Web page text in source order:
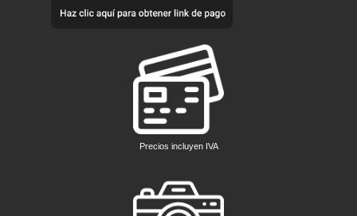
Precios incluyen IVA